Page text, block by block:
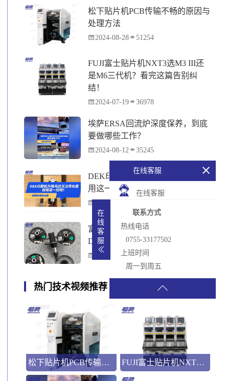
松下贴片机PCB传输不畅的原因与
处理方法
2024-08-28 51254
FUJI富士贴片机NXT3选M3 III还
是M6三代机？看完这篇告别纠
结！
2024-07-19 36978
埃萨ERSA回流炉深度保养，到底
要做哪些工作？
2024-08-12 35245
DEK印刷机升降马达无法带负载就
用这一招吧！
富士贴片机Nozzle High & Nozzle
Drop报警怎么处理
2024-08-09 32544
热门技术视频推荐
松下贴片机PCB传输不畅的原因与处理方法 FUJI富士贴片机NXT3选M3 III还是M6三代机？看完这篇告别纠结！
在线客服
在线客服
联系方式
热线电话
0755-33177502
上班时间
周一到周五
在
线
客
服